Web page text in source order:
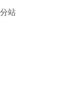
站